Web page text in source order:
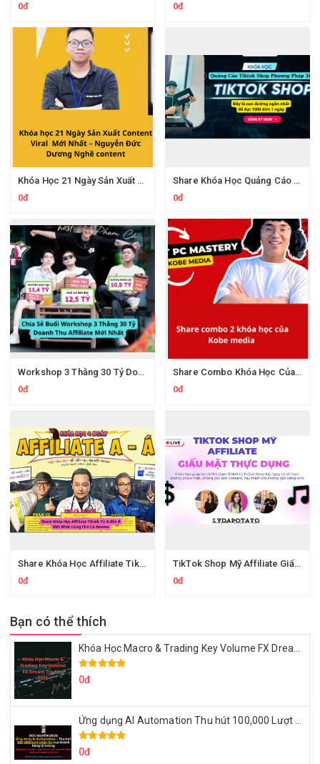
0đ
0đ
Khóa Học 21 Ngày Sản Xuất Content Viral Cùng Nghề Content
0đ
Share Khóa Học Quảng Cáo Tiktok Shop Phương Pháp 3R Của Phan Đức Nho
0đ
Workshop 3 Thằng 30 Tỷ Doanh Thu Affiliate Tiktok
0đ
Share Combo Khóa Học Của Kobe Media
0đ
Share Khóa Học Affiliate Tiktok Từ A đến Á Của Chú Cá Review
0đ
TikTok Shop Mỹ Affiliate Giấu Mặt Thực Dụng Của Lydapotato
0đ
Bạn có thể thích
0đ
0đ